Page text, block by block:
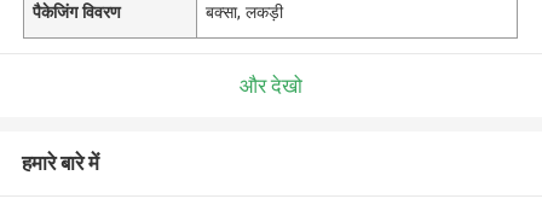
पैकेजिंग विवरण बक्सा, लकड़ी
और देखो
हमारे बारे में